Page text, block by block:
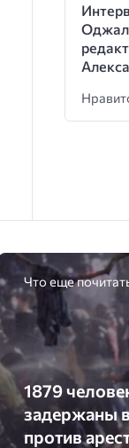
Что еще
1879
задержаны
против